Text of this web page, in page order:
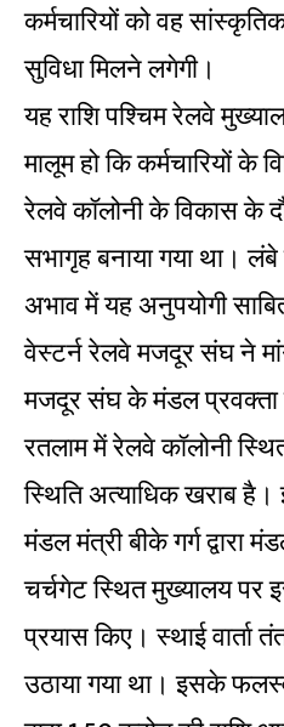
कर्मचारियों को वह
सुविधा मिलने लगेगी।
यह राशि पश्चिम रेलवे
मालूम हो कि कर्मचारियों के
रेलवे कॉलोनी के विकास के
सभागृह बनाया गया था।
अभाव में यह अनुपयोगी
वेस्टर्न रेलवे मजदूर संघ ने
मजदूर संघ के मंडल प्रवक्ता
रतलाम में रेलवे कॉलोनी
स्थिति अत्याधिक खराब
मंडल मंत्री बीके गर्ग
चर्चगेट स्थित मुख्यालय पर
प्रयास किए। स्थाई वार्ता
उठाया गया था। इसके